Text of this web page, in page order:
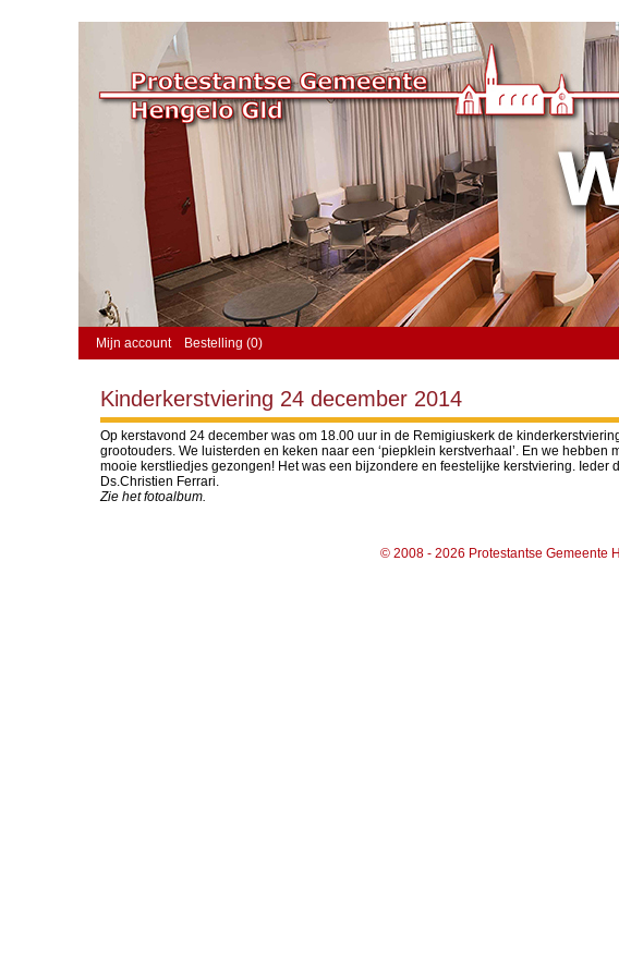
Mijn account Bestelling (0)
Kinderkerstviering 24 december 2014
Op kerstavond 24 december was om 18.00 uur in de Remigiuskerk de
grootouders. We luisterden en keken naar een ‘piepklein kerstverhaal’. En we
mooie kerstliedjes gezongen! Het was een bijzondere en feestelijke kerstviering. Ieder
Ds.Christien Ferrari.
Zie het fotoalbum.
© 2008 - 2026 Protestantse Gemeente